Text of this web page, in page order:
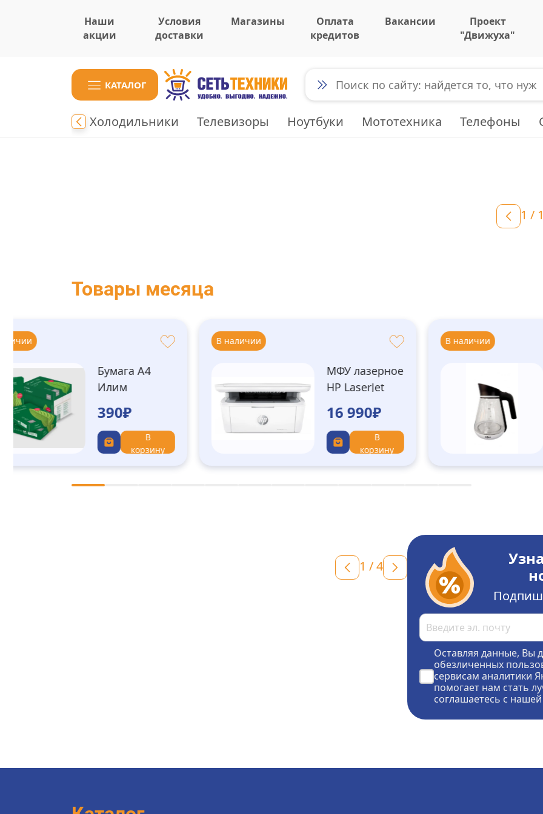
Наши
акции
Условия
доставки
Магазины
Оплата
кредитов
Вакансии
Проект
"Движуха"
КАТАЛОГ
Холодильники Телевизоры Ноутбуки Мототехника Телефоны
Плиты
1 /
Товары месяца
Бумага А4
Илим
390₽
В
корзину
В наличии
МФУ лазерное
HP LaserJet
(7MD74A)
16 990₽
В
корзину
В наличии
1 /4
Оставляя данные, Вы
обезличенных
сервисам аналитики
помогает нам стать
соглашаетесь с нашей